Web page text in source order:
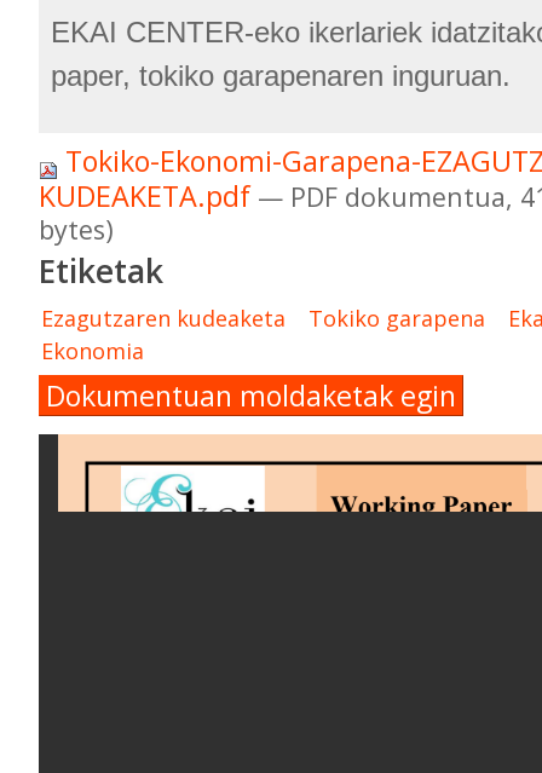
EKAI CENTER-eko ikerlariek
paper, tokiko garapenaren inguruan.
Tokiko-Ekonomi-Garapena-
KUDEAKETA.pdf — PDF dokumentua,
bytes)
Etiketak
Ezagutzaren kudeaketa Tokiko garapena
Ekonomia
Dokumentuan moldaketak egin